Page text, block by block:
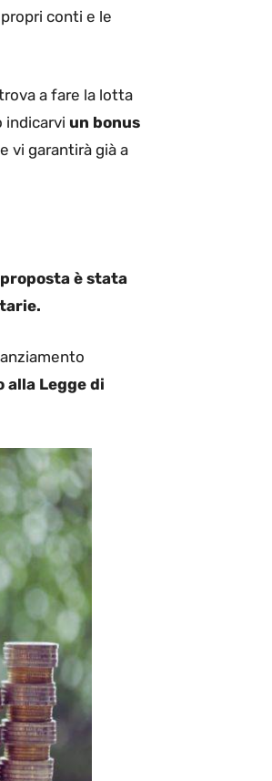
conti e le
a fare la lotta
indicarvi un bonus
vi garantirà già a
proposta è stata
alla Legge di